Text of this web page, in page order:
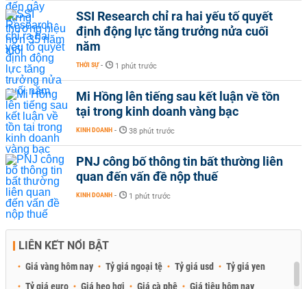
SSI Research chỉ ra hai yếu tố quyết
định động lực tăng trưởng nửa cuối
năm
THỜI SỰ - 1 phút trước
Mi Hồng lên tiếng sau kết luận về tồn
tại trong kinh doanh vàng bạc
KINH DOANH - 38 phút trước
PNJ công bố thông tin bất thường liên
quan đến vấn đề nộp thuế
KINH DOANH - 1 phút trước
LIÊN KẾT NỔI BẬT
Giá vàng hôm nay Tỷ giá ngoại tệ Tỷ giá usd
Tỷ giá yen
Tỷ giá euro
Giá heo hơi Giá cà phê Giá tiêu hôm nay